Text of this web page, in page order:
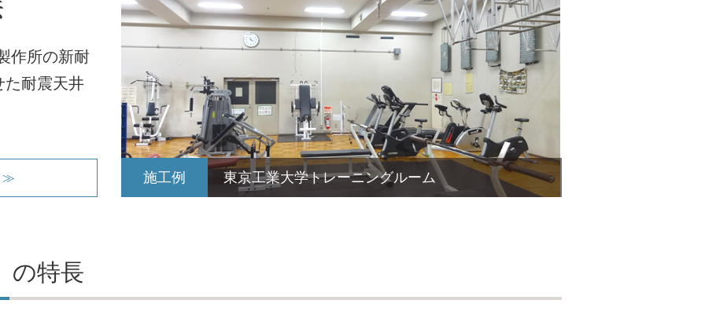
作所の新耐
た耐震天井
≫ 施工例 東京工業大学トレーニングルーム
の特長